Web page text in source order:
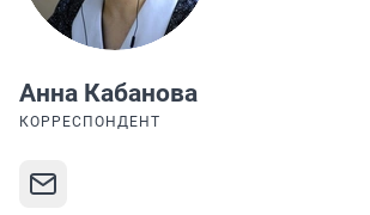
Анна Кабанова
КОРРЕСПОНДЕНТ